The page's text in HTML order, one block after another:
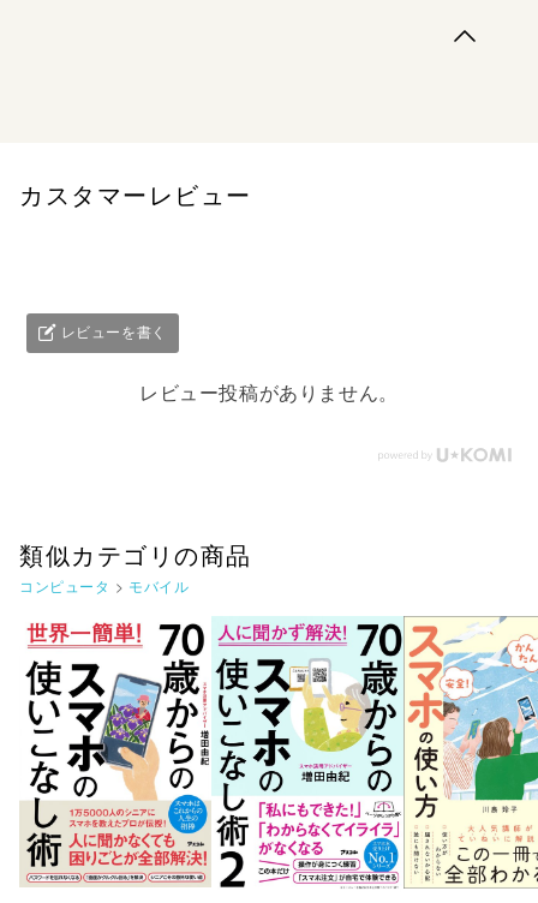
カスタマーレビュー
レビューを書く
レビュー投稿がありません。
類似カテゴリの商品
コンピュータ > モバイル